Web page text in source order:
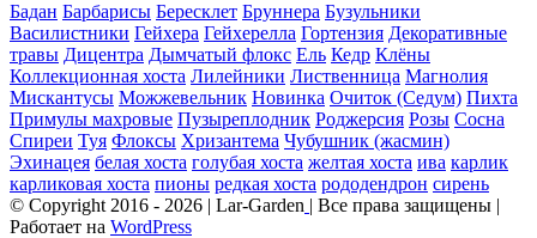
Бадан Барбарисы Бересклет Бруннера Бузульники
Василистники Гейхера Гейхерелла Гортензия Декоративные
травы Дицентра Дымчатый флокс Ель Кедр Клёны
Коллекционная хоста Лилейники Лиственница Магнолия
Мискантусы Можжевельник Новинка Очиток (Седум) Пихта
Примулы махровые Пузыреплодник Роджерсия Розы Сосна
Спиреи Туя Флоксы Хризантема Чубушник (жасмин)
Эхинацея белая хоста голубая хоста желтая хоста ива карлик
карликовая хоста пионы редкая хоста рододендрон сирень
© Copyright 2016 - 2026 | Lar-Garden | Все права защищены |
Работает на WordPress